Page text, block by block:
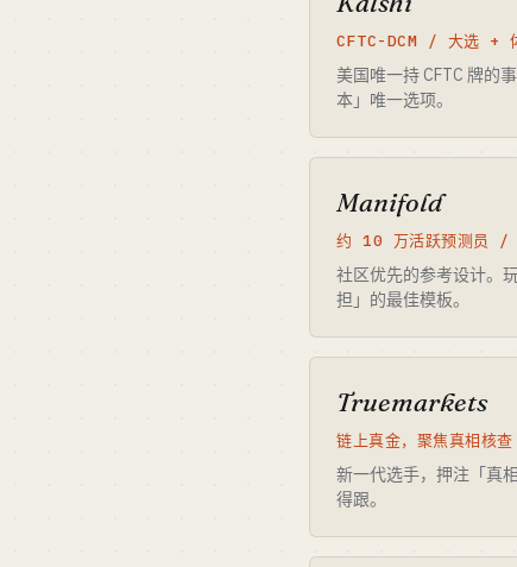
CFTC-DCM / 大选 +
美国唯一持 CFTC 牌的
本」唯一选项。
Manifold
约 10 万活跃预测员 /
社区优先的参考设计。
担」的最佳模板。
Truemarkets
链上真金，聚焦真相核查
新一代选手，押注「真
得跟。